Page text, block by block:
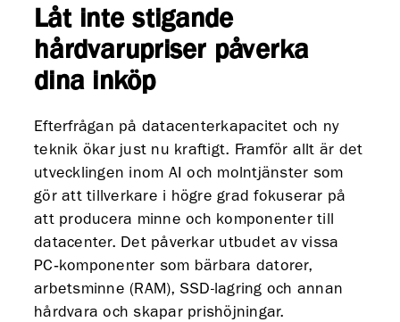
Låt inte stigande
hårdvarupriser påverka
dina inköp
Efterfrågan på datacenterkapacitet och ny
teknik ökar just nu kraftigt. Framför allt är det
utvecklingen inom AI och molntjänster som
gör att tillverkare i högre grad fokuserar på
att producera minne och komponenter till
datacenter. Det påverkar utbudet av vissa
PC‑komponenter som bärbara datorer,
arbetsminne (RAM), SSD-lagring och annan
hårdvara och skapar prishöjningar.